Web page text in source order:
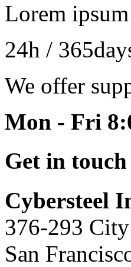
Lorem
24h /
We offer
Mon - Fri
Get in touch
Cybersteel
376-293
San